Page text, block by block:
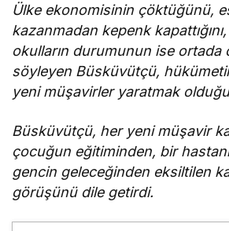
Ülke ekonomisinin çöktüğünü,
kazanmadan kepenk
okulların durumunun ise ortada
söyleyen Büsküvütçü, h
yeni müşavirler yaratmak
Büsküvütçü, her yeni müşavir
çocuğun eğitiminden, bir
gencin geleceğinden eksiltilen
görüşünü dile getirdi.